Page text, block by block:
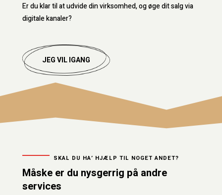
Er du klar til at udvide din virksomhed, og øge dit salg via
digitale kanaler?
JEG VIL IGANG
SKAL DU HA’ HJÆLP TIL NOGET ANDET?
Måske er du nysgerrig på andre
services